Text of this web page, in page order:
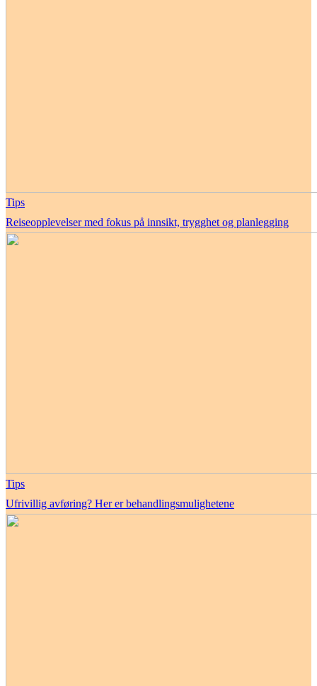
Tips
Reiseopplevelser med fokus på innsikt, trygghet og planlegging
Tips
Ufrivillig avføring? Her er behandlingsmulighetene